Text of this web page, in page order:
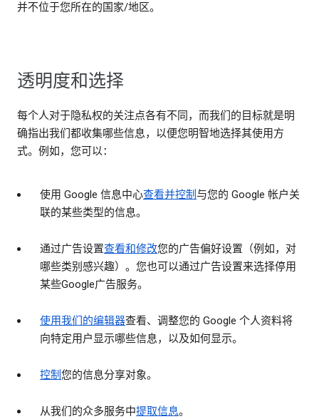
并不位于您所在的国家/地区。
透明度和选择
每个人对于隐私权的关注点各有不同，而我们的目标就是明
确指出我们都收集哪些信息，以便您明智地选择其使用方
式。例如，您可以：
使用 Google 信息中心查看并控制与您的 Google 帐户关
联的某些类型的信息。
通过广告设置查看和修改您的广告偏好设置（例如，对
哪些类别感兴趣）。您也可以通过广告设置来选择停用
某些Google广告服务。
使用我们的编辑器查看、调整您的 Google 个人资料将
向特定用户显示哪些信息，以及如何显示。
控制您的信息分享对象。
从我们的众多服务中提取信息。